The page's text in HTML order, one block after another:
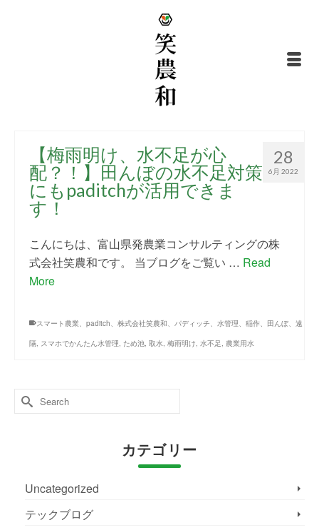
28
6月 2022
【梅雨明け、水不足が心
配？！】田んぼの水不足対策
にもpaditchが活用できま
す！
こんにちは、富山県発農業コンサルティングの株
式会社笑農和です。 当ブログをご覧い … Read
More
スマート農業、paditch、株式会社笑農和、パディッチ、水管理、稲作、田んぼ、遠
隔, スマホでかんたん水管理, ため池, 取水, 梅雨明け, 水不足, 農業用水
Search
for:
カテゴリー
Uncategorized
テックブログ